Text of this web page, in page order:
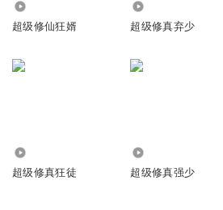
超级修仙狂婿 超级修真弃少
超级修真狂徒 超级修真强少